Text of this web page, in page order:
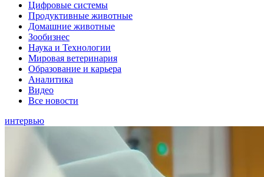
Цифровые системы
Продуктивные животные
Домашние животные
Зообизнес
Наука и Технологии
Мировая ветеринария
Образование и карьера
Аналитика
Видео
Все новости
интервью